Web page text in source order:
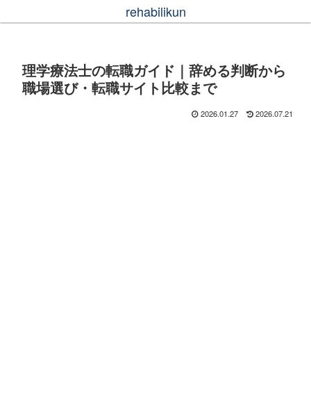
rehabilikun
理学療法士の転職ガイド｜辞める判断から
職場選び・転職サイト比較まで
2026.01.27 2026.07.21